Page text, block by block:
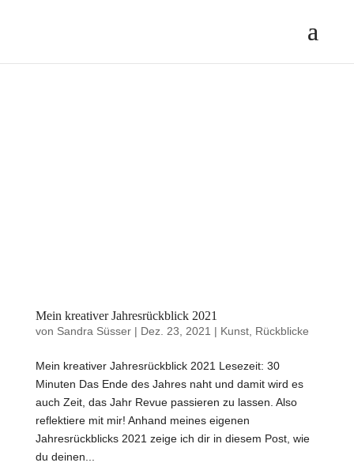
Mein kreativer Jahresrückblick 2021
von Sandra Süsser| Dez. 23, 2021 | Kunst, Rückblicke
Mein kreativer Jahresrückblick 2021 Lesezeit: 30
Minuten Das Ende des Jahres naht und damit wird es
auch Zeit, das Jahr Revue passieren zu lassen. Also
reflektiere mit mir! Anhand meines eigenen
Jahresrückblicks 2021 zeige ich dir in diesem Post, wie
du deinen...